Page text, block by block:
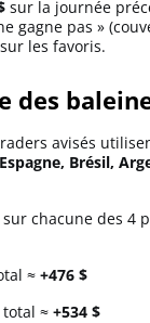
sur la journée
gagne pas »
les favoris.
des
avisés
Brésil,
sur chacune des
≈ +476 $
≈ +534 $